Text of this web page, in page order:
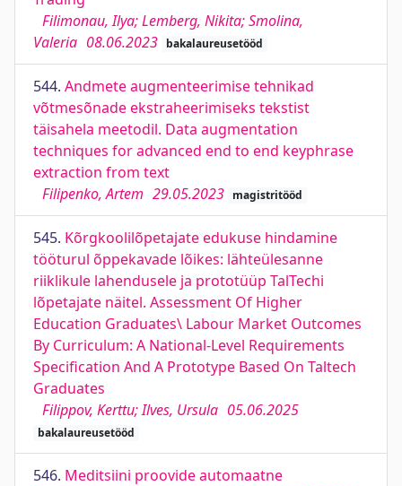
Filimonau, Ilya; Lemberg, Nikita; Smolina,
Valeria 08.06.2023 bakalaureusetööd
544. Andmete augmenteerimise tehnikad
võtmesõnade ekstraheerimiseks tekstist
täisahela meetodil. Data augmentation
techniques for advanced end to end keyphrase
extraction from text
Filipenko, Artem 29.05.2023 magistritööd
545. Kõrgkoolilõpetajate edukuse hindamine
tööturul õppekavade lõikes: lähteülesanne
riiklikule lahendusele ja prototüüp TalTechi
lõpetajate näitel. Assessment Of Higher
Education Graduates\ Labour Market Outcomes
By Curriculum: A National-Level Requirements
Specification And A Prototype Based On Taltech
Graduates
Filippov, Kerttu; Ilves, Ursula 05.06.2025
bakalaureusetööd
546. Meditsiini proovide automaatne